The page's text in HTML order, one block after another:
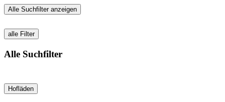
Alle Suchfilter anzeigen
alle Filter
Alle Suchfilter
Hofläden